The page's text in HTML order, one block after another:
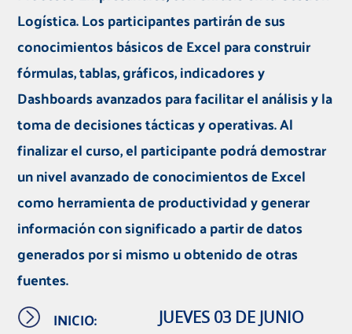
Logística. Los participantes partirán de sus
conocimientos básicos de Excel para construir
fórmulas, tablas, gráficos, indicadores y
Dashboards avanzados para facilitar el análisis y la
toma de decisiones tácticas y operativas. Al
finalizar el curso, el participante podrá demostrar
un nivel avanzado de conocimientos de Excel
como herramienta de productividad y generar
información con significado a partir de datos
generados por si mismo u obtenido de otras
fuentes.
INICIO:
JUEVES 03 DE JUNIO